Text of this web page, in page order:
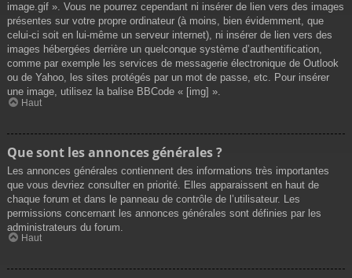
image.gif ». Vous ne pourrez cependant ni insérer de lien vers des images
présentes sur votre propre ordinateur (à moins, bien évidemment, que
celui-ci soit en lui-même un serveur internet), ni insérer de lien vers des
images hébergées derrière un quelconque système d’authentification,
comme par exemple les services de messagerie électronique de Outlook
ou de Yahoo, les sites protégés par un mot de passe, etc. Pour insérer
une image, utilisez la balise BBCode « [img] ».
Haut
Que sont les annonces générales ?
Les annonces générales contiennent des informations très importantes
que vous devriez consulter en priorité. Elles apparaissent en haut de
chaque forum et dans le panneau de contrôle de l’utilisateur. Les
permissions concernant les annonces générales sont définies par les
administrateurs du forum.
Haut